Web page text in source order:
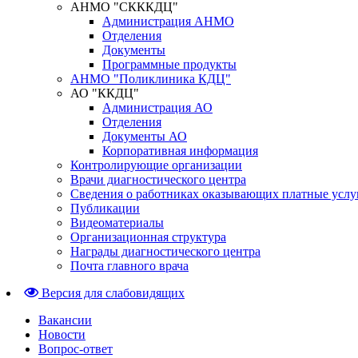
АНМО "СКККДЦ"
Администрация АНМО
Отделения
Документы
Программные продукты
АНМО "Поликлиника КДЦ"
АО "ККДЦ"
Администрация АО
Отделения
Документы АО
Корпоративная информация
Контролирующие организации
Врачи диагностического центра
Сведения о работниках оказывающих платные
Публикации
Видеоматериалы
Организационная структура
Награды диагностического центра
Почта главного врача
Версия для слабовидящих
Вакансии
Новости
Вопрос-ответ